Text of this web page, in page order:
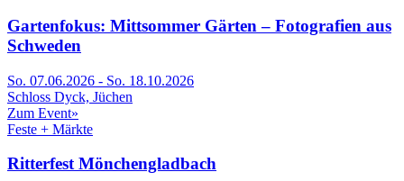
Gartenfokus: Mittsommer Gärten – Fotografien aus
Schweden
So. 07.06.2026 - So. 18.10.2026
Schloss Dyck, Jüchen
Zum Event»
Feste + Märkte
Ritterfest Mönchengladbach